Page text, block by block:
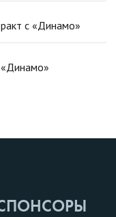
с «Динамо»
«Динамо»